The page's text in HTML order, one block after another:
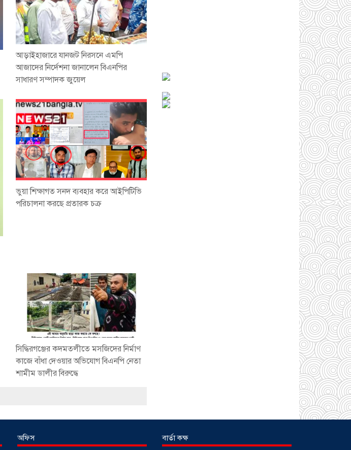
আড়াইহাজারে যানজট নিরসনে এমপি
আজাদের নির্দেশনা জানালেন বিএনপির
সাধারণ সম্পাদক জুয়েল
ভুয়া শিক্ষাগত সনদ ব্যবহার করে আইপিটিভি
পরিচালনা করছে প্রতারক চক্র
সিদ্ধিরগঞ্জের কদমতলীতে মসজিদের নির্মাণ
কাজে বাঁধা দেওয়ার অভিযোগ বিএনপি নেতা
শামীম ডালীর বিরুদ্ধে
অফিস বার্তা কক্ষ